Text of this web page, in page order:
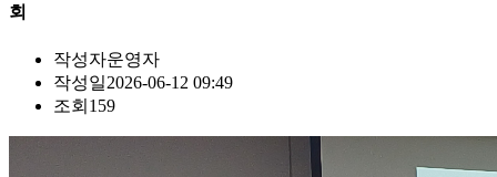
회
작성자운영자
작성일2026-06-12 09:49
조회 159